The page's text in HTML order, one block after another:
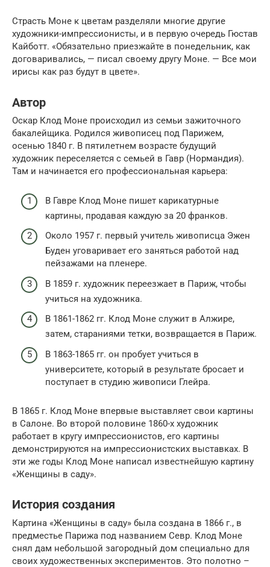
Страсть Моне к цветам разделяли многие другие
художники-импрессионисты, и в первую очередь Гюстав
Кайботт. «Обязательно приезжайте в понедельник, как
договаривались, — писал своему другу Моне. — Все мои
ирисы как раз будут в цвете».
Автор
Оскар Клод Моне происходил из семьи зажиточного
бакалейщика. Родился живописец под Парижем,
осенью 1840 г. В пятилетнем возрасте будущий
художник переселяется с семьей в Гавр (Нормандия).
Там и начинается его профессиональная карьера:
В Гавре Клод Моне пишет карикатурные
картины, продавая каждую за 20 франков.
Около 1957 г. первый учитель живописца Эжен
Буден уговаривает его заняться работой над
пейзажами на пленере.
В 1859 г. художник переезжает в Париж, чтобы
учиться на художника.
В 1861-1862 гг. Клод Моне служит в Алжире,
затем, стараниями тетки, возвращается в Париж.
В 1863-1865 гг. он пробует учиться в
университете, который в результате бросает и
поступает в студию живописи Глейра.
В 1865 г. Клод Моне впервые выставляет свои картины
в Салоне. Во второй половине 1860-х художник
работает в кругу импрессионистов, его картины
демонстрируются на импрессионистских выставках. В
эти же годы Клод Моне написал известнейшую картину
«Женщины в саду».
История создания
Картина «Женщины в саду» была создана в 1866 г., в
предместье Парижа под названием Севр. Клод Моне
снял дам небольшой загородный дом специально для
своих художественных экспериментов. Это полотно –